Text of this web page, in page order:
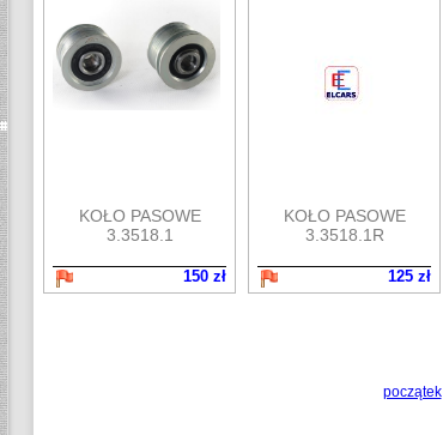
KOŁO PASOWE
3.3518.1
150 zł
KOŁO PASOWE
3.3518.1R
125 zł
początek